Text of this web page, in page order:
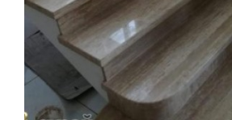
Увеличить